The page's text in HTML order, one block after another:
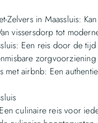
Zelvers in Maassluis:
vissersdorp tot
Een reis door de tijd
met airbnb: Een
culinaire reis voor